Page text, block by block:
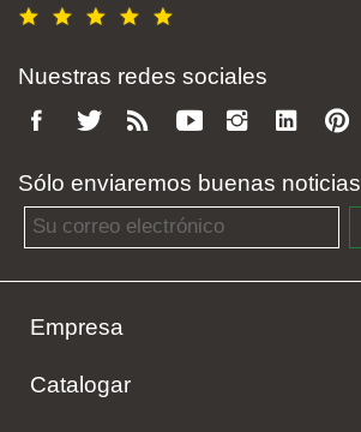
Nuestras redes sociales
Sólo enviaremos buenas noticias
Email address
Empresa
Catalogar